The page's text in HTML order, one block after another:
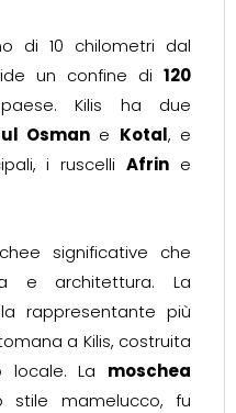
di 10 chilometri dal
un confine di 120
Kilis ha due
Osman e Kotal, e
i ruscelliAfrin e
significative che
e architettura. La
rappresentante più
a Kilis, costruita
locale. La moschea
mamelucco, fu